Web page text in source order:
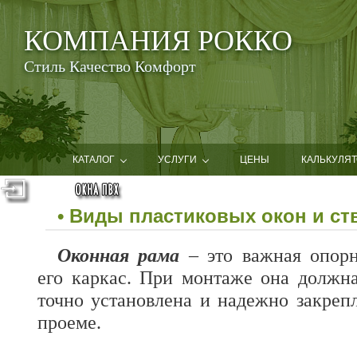
КОМПАНИЯ РОККО
Стиль Качество Комфорт
КАТАЛОГ УСЛУГИ ЦЕНЫ
• Виды пластиковых окон и
Оконная рама – это важная
его каркас. При монтаже она
точно установлена и надежно
проеме.